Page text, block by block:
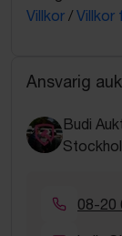
Villkor / Villkor
Ansvarig
Budi
08-20